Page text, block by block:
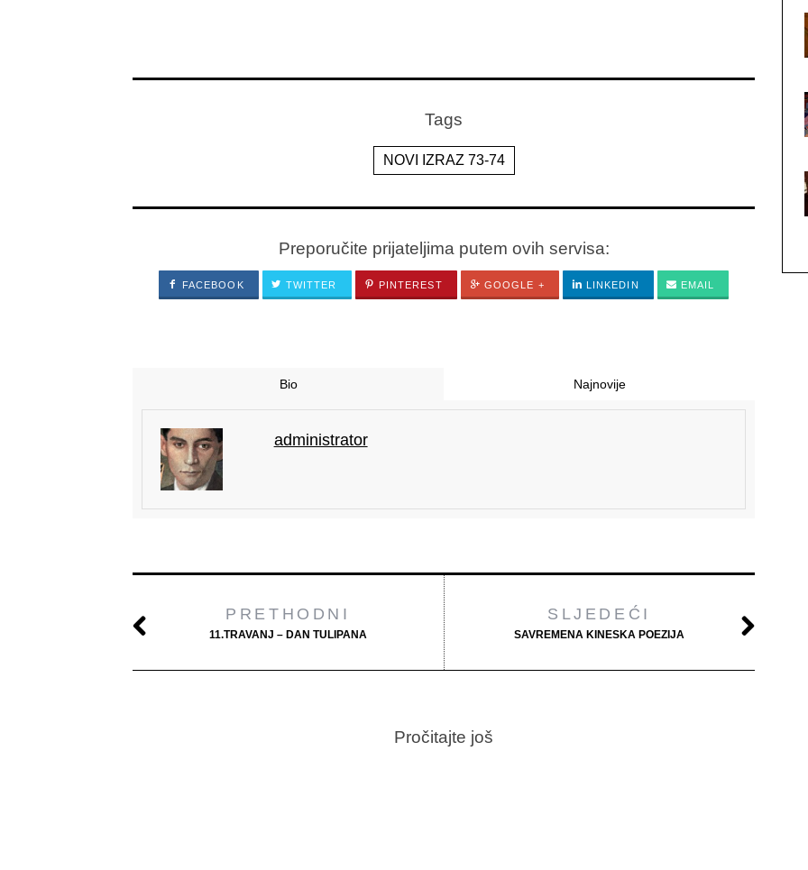
Tags
NOVI IZRAZ 73-74
Preporučite prijateljima putem ovih servisa:
FACEBOOK TWITTER PINTEREST GOOGLE + LINKEDIN EMAIL
Bio Najnovije
administrator
PRETHODNI
11.TRAVANJ – DAN TULIPANA
SLJEDEĆI
SAVREMENA KINESKA POEZIJA
Pročitajte još